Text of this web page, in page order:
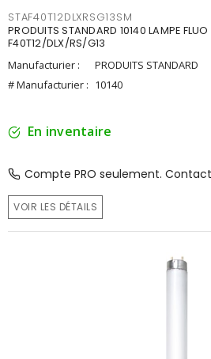
STAF40T12DLXRSG13SM
PRODUITS STANDARD 10140 LAMPE FLUO
F40T12/DLX/RS/G13
Manufacturier :
PRODUITS STANDARD
# Manufacturier : 10140
En inventaire
Compte PRO seulement.
VOIR LES DÉTAILS